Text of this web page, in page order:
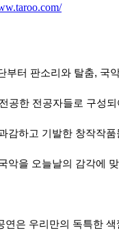
부터 판소리와 탈춤, 국
공한 전공자들로 구성
감하고 기발한 창작작
악을 오늘날의 감각에
연은 우리만의 독특한